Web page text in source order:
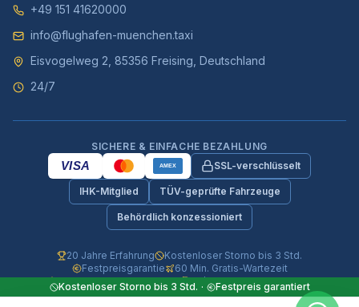
+49 151 41620000
info@flughafen-muenchen.taxi
Eisvogelweg 2, 85356 Freising, Deutschland
24/7
SICHERE & EINFACHE BEZAHLUNG
VISA AMEX SSL-verschlüsselt
IHK-Mitglied TÜV-geprüfte Fahrzeuge
Behördlich konzessioniert
20 Jahre Erfahrung
Kostenloser Storno bis 3 Std.
Festpreisgarantie
60 Min. Gratis-Wartezeit
Vollversicherte Fahrzeuge
24/7 Telefon & WhatsApp
Kostenloser Storno bis 3 Std. · Festpreis garantiert